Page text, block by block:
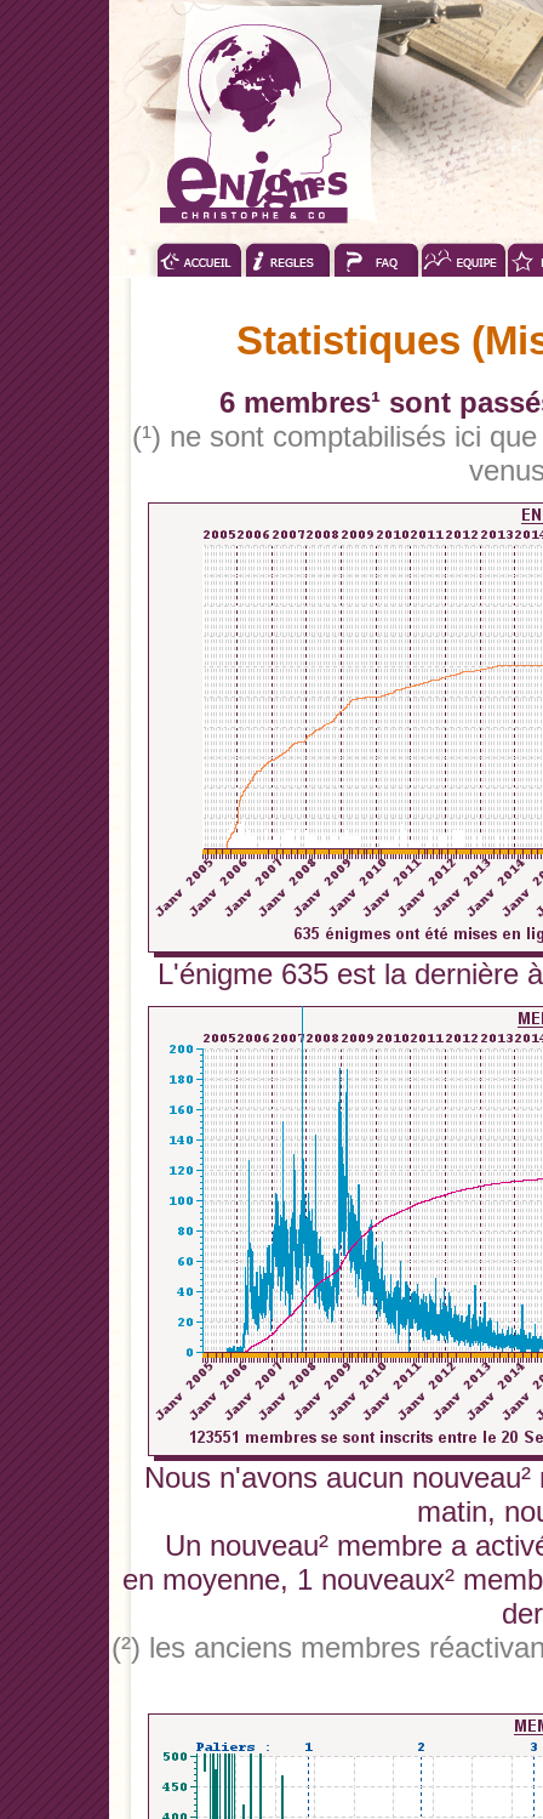
Statistiques
6 membres¹ sont
(¹) ne sont comptabilisés ici
L'énigme 635 est la dernière
Nous n'avons aucun
matin,
Un nouveau² membre a
en moyenne, 1 nouveaux²
(²) les anciens membres